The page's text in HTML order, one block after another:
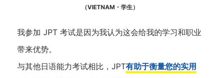
（VIETNAM・学生）
我参加 JPT 考试是因为我认为这会给我的学习和职业
带来优势。
与其他日语能力考试相比，JPT有助于衡量您的实用